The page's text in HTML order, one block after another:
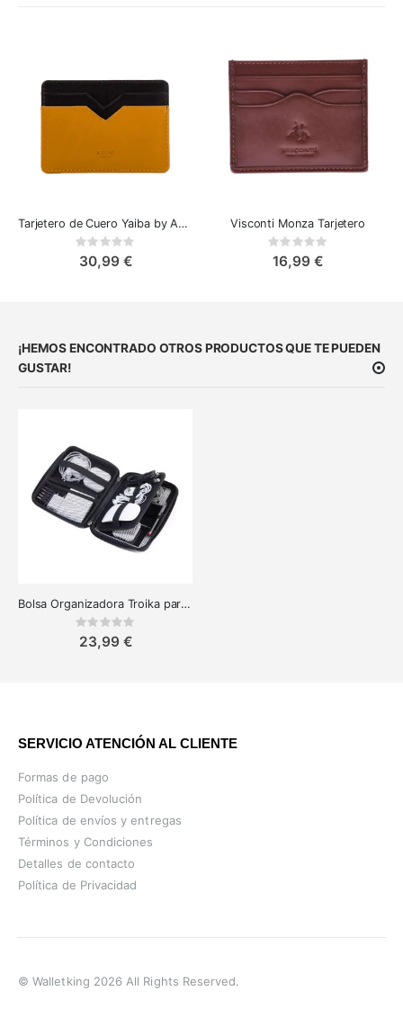
Tarjetero de Cuero Yaiba by A-Slim
Rating:
30,99 €
Visconti Monza Tarjetero
Rating:
16,99 €
¡HEMOS ENCONTRADO OTROS PRODUCTOS QUE TE PUEDEN
GUSTAR!
Bolsa Organizadora Troika para Maquillaje, Electrónica y Accesorios
Rating:
23,99 €
SERVICIO ATENCIÓN AL CLIENTE
Formas de pago
Política de Devolución
Política de envíos y entregas
Términos y Condiciones
Detalles de contacto
Política de Privacidad
© Walletking 2026 All Rights Reserved.